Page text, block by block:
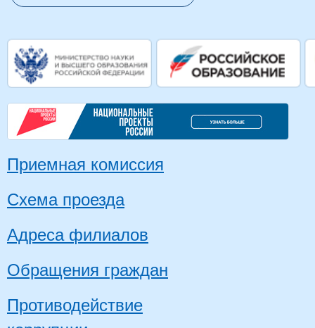
Приемная комиссия
Схема проезда
Адреса филиалов
Обращения граждан
Противодействие